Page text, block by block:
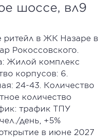
шоссе, вл9
ритейл в ЖК Назаре в
Рокоссовского.
Жилой комплекс
корпусов: 6.
24-43. Количество
количество
трафик ТПУ
день, +5%
в июне 2027